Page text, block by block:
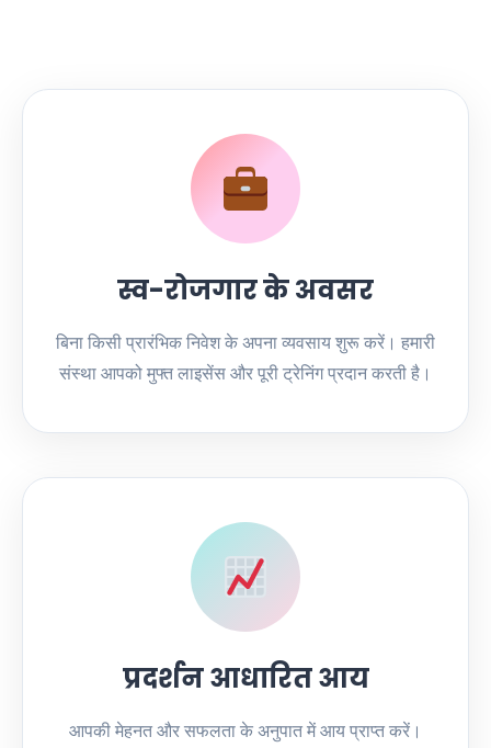
स्व-रोजगार के अवसर
बिना किसी प्रारंभिक निवेश के अपना व्यवसाय शुरू करें। हमारी
संस्था आपको मुफ्त लाइसेंस और पूरी ट्रेनिंग प्रदान करती है।
प्रदर्शन आधारित आय
आपकी मेहनत और सफलता के अनुपात में आय प्राप्त करें।